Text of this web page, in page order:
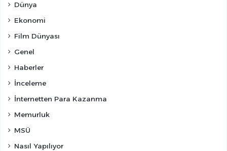
Dünya
Ekonomi
Film Dünyası
Genel
Haberler
İnceleme
İnternetten Para Kazanma
Memurluk
MSÜ
Nasıl Yapılıyor